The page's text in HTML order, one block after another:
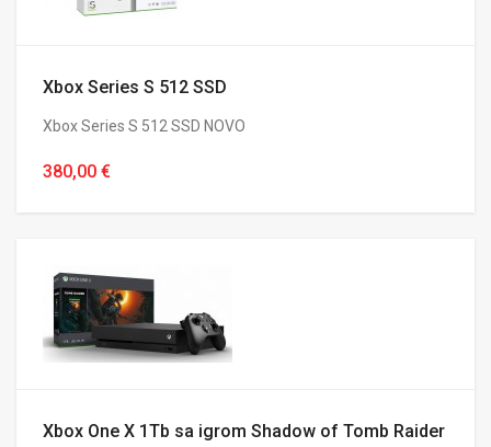
Xbox Series S 512 SSD
Xbox Series S 512 SSD NOVO
380,00 €
Xbox One X 1Tb sa igrom Shadow of Tomb Raider